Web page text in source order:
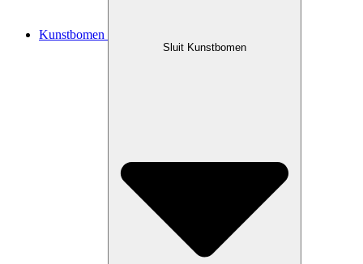
Kunstbomen
Sluit Kunstbomen